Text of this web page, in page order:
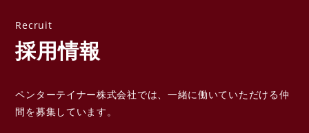
採用情報
ペンターテイナー株式会社では、一緒に働いていただける仲
間を募集しています。